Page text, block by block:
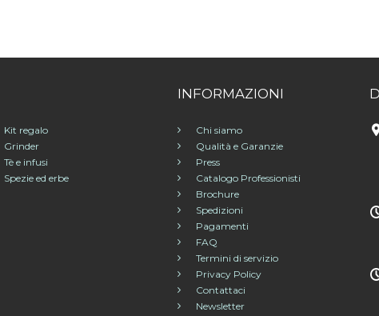
Kit regalo
Grinder
Tè e infusi
Spezie ed erbe
INFORMAZIONI
Chi siamo
Qualità e Garanzie
Press
Catalogo Professionisti
Brochure
Spedizioni
Pagamenti
FAQ
Termini di servizio
Privacy Policy
Contattaci
Newsletter